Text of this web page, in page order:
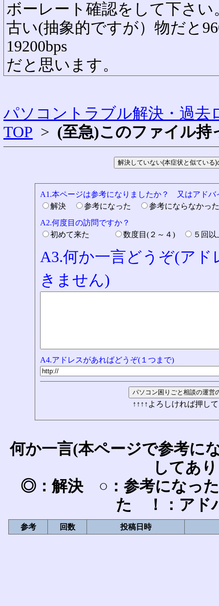
ボーレート確認をして下さい
古い(抽象的ですが）物だと
19200bps
だと思います。
パソコントラブル解決・過去
TOP > (至急)このファイル持
A1.本ページは参考になりましたか？ 又はアドバ
解決
参考になった
参考にならなか
A2.何度目の訪問ですか？
初めて来た
数度目(２～４) ５回
A3.何か一言どうぞ(ア
きません)
A4.アドレスがあればどうぞ(１つまで)
↑↑↑↑よろしければ押し
何か一言(本ページで参考に
してあ
◎：解決 ○：参考になっ
た ！：アド
参考 回数 投稿日時